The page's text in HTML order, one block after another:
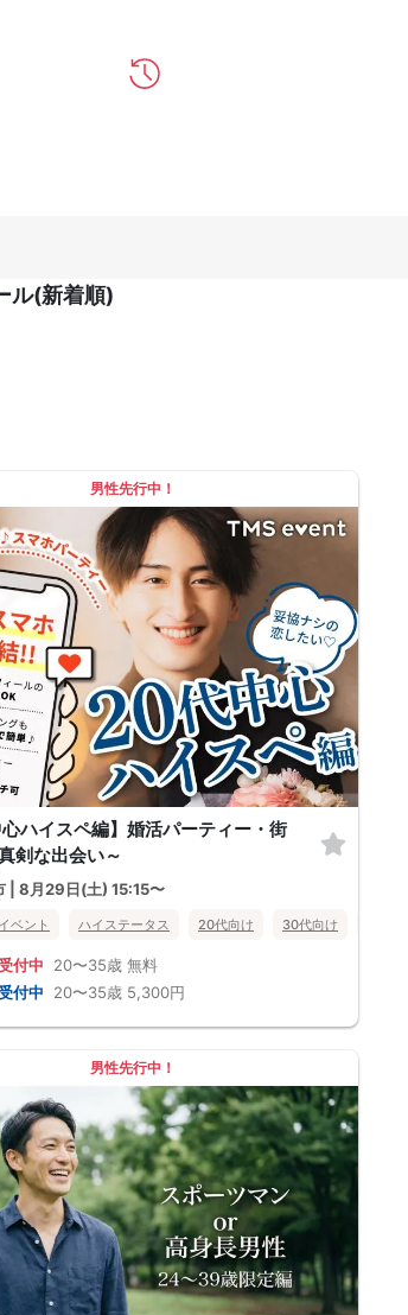
ル(新着順)
料 静岡県 浜松市
男性先行中！
心ハイスペ編】婚活パーティー・街
剣な出会い～
| 8月29日(土) 15:15〜
ベント ハイステータス 20代向け 30代向け
付中 20〜35歳 無料
付中 20〜35歳 5,300円
男性先行中！